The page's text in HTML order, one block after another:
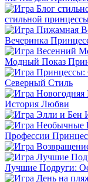
стильной
Вечеринка
Модный Показ
Северный Стиль
История Любви
Профессии
Лучшие Подруги: